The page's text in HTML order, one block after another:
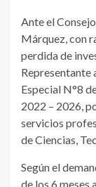
Ante el
Márquez, con
perdida de
Representante
Especial N°8
2022 – 2026,
servicios
de Ciencias,
Según el
de los 6 meses